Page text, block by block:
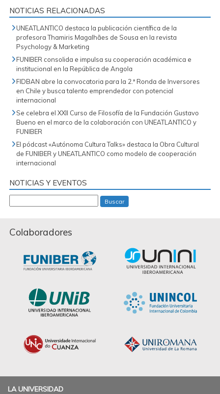
NOTICIAS RELACIONADAS
UNEATLANTICO destaca la publicación científica de la
profesora Thamiris Magalhães de Sousa en la revista
Psychology & Marketing
FUNIBER consolida e impulsa su cooperación académica e
institucional en la República de Angola
FIDBAN abre la convocatoria para la 2.ª Ronda de Inversores
en Chile y busca talento emprendedor con potencial
internacional
Se celebra el XXII Curso de Filosofía de la Fundación Gustavo
Bueno en el marco de la colaboración con UNEATLANTICO y
FUNIBER
El pódcast «Autónoma Cultura Talks» destaca la Obra Cultural
de FUNIBER y UNEATLANTICO como modelo de cooperación
internacional
NOTICIAS Y EVENTOS
Buscar
Colaboradores
LA UNIVERSIDAD